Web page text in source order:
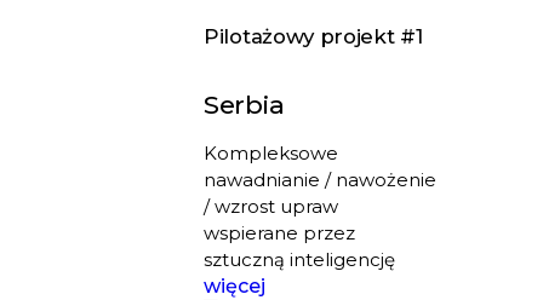
Pilotażowy projekt #1
Serbia
Kompleksowe
nawadnianie / nawożenie
/ wzrost upraw
wspierane przez
sztuczną inteligencję
więcej